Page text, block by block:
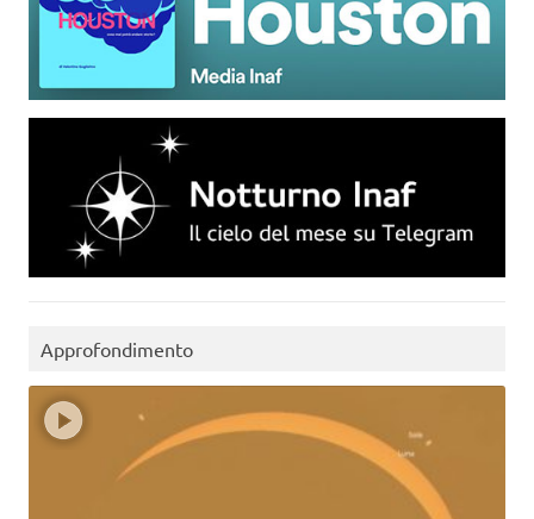
Approfondimento